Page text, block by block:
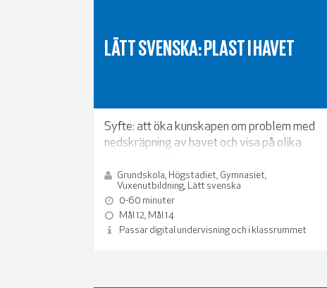
LÄTT SVENSKA: PLAST I HAVET
Syfte: att öka kunskapen om problem med
nedskräpning av havet och visa på olika
Grundskola, Högstadiet, Gymnasiet,
Vuxenutbildning, Lätt svenska
0-60 minuter
Mål 12, Mål 14
Passar digital undervisning och i klassrummet